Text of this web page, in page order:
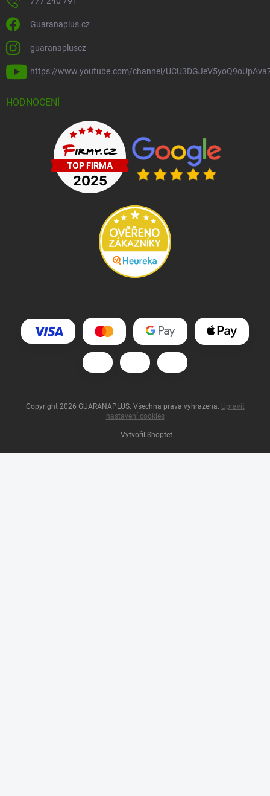
Guaranaplus.cz
guaranapluscz
https://www.youtube.com/channel/
HODNOCENÍ
Vytvořil Shoptet
Copyright 2026 GUARANAPLUS. Všechna práva vyhrazena. Upravit
nastavení cookies